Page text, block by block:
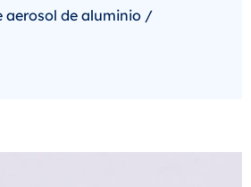
aerosol de aluminio /